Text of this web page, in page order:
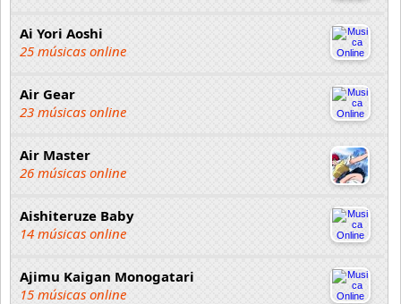
Ai Yori Aoshi
25 músicas online
Air Gear
23 músicas online
Air Master
26 músicas online
Aishiteruze Baby
14 músicas online
Ajimu Kaigan Monogatari
15 músicas online